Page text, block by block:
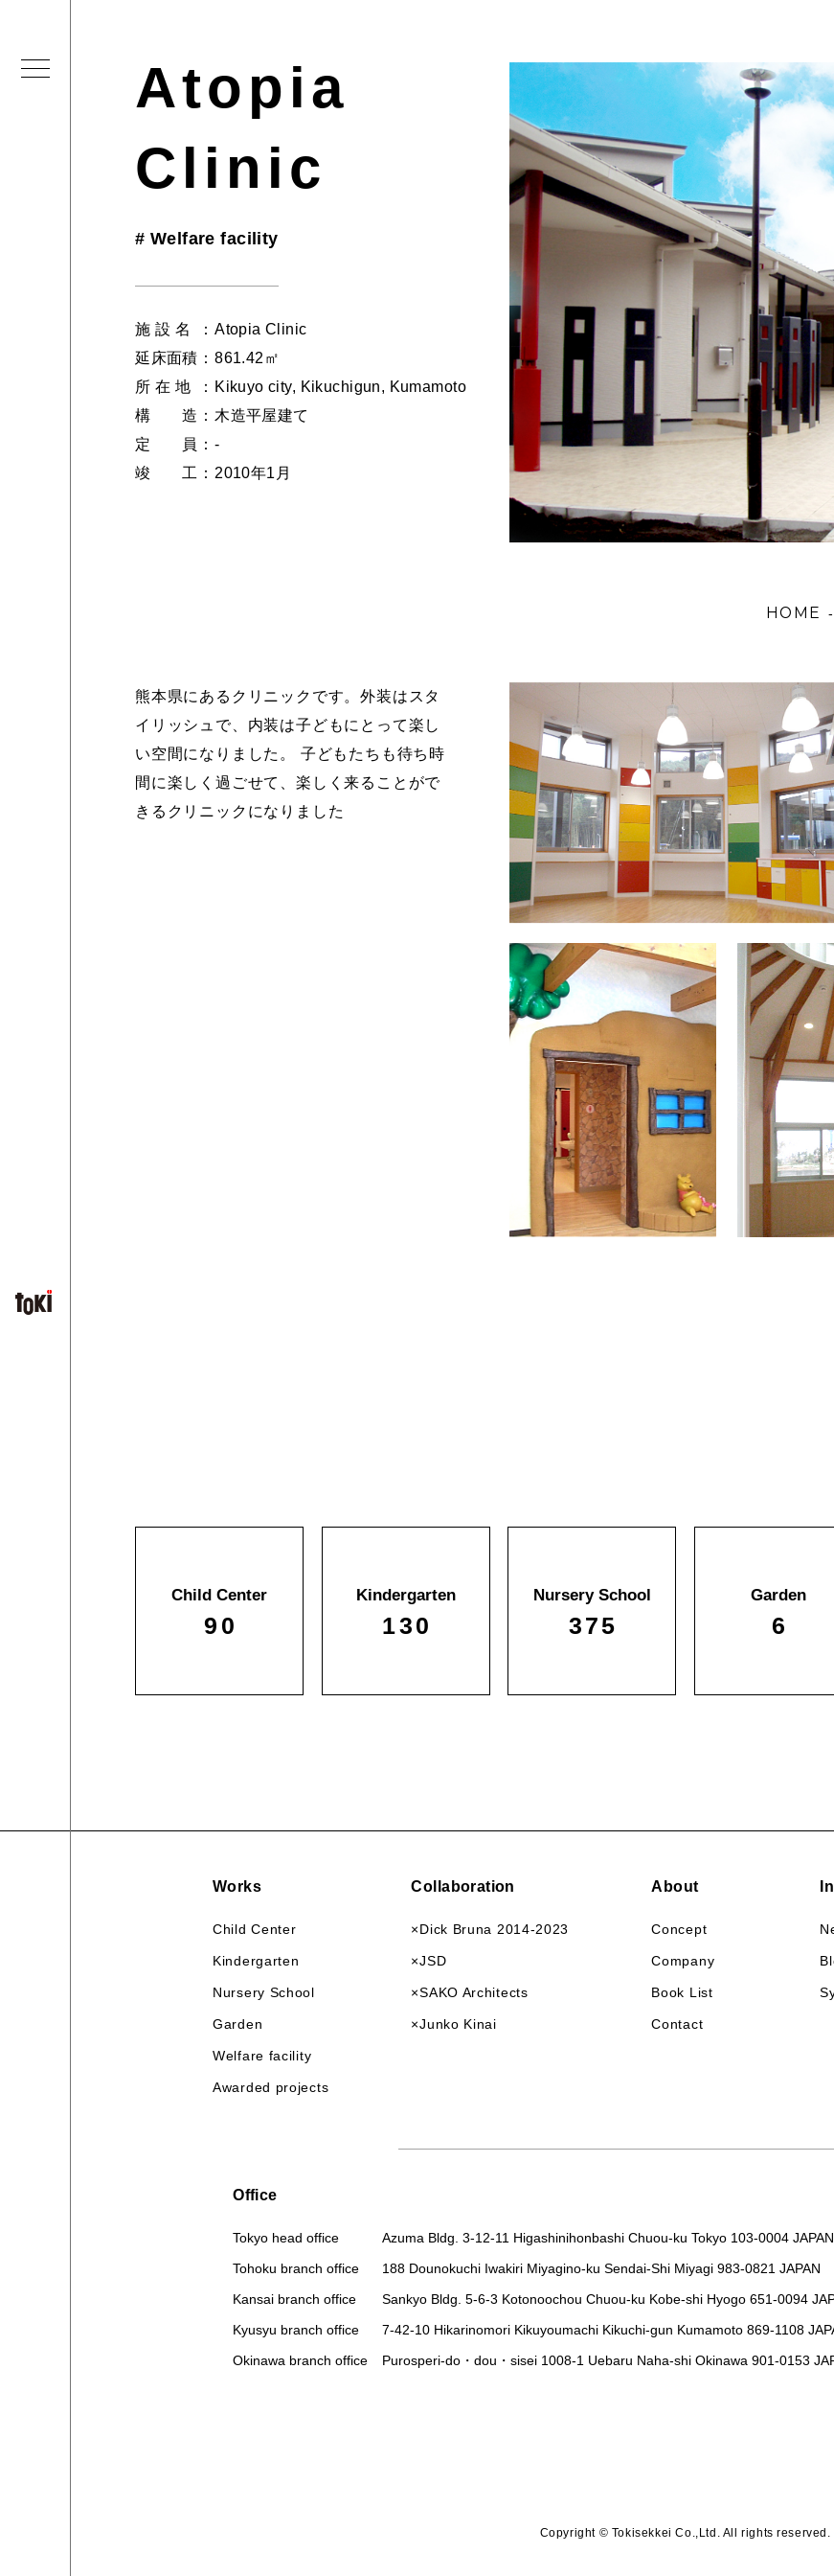
Atopia
Clinic
# Welfare facility
施 設 名 ： Atopia Clinic
延床面積 ： 861.42㎡
所 在 地
： Kikuyo city, Kikuchigun, Kumamoto
構 造 ： 木造平屋建て
定 員 ： ‐
竣 工 ： 2010年1月
HOME -
熊本県にあるクリニックです。外装はスタ
イリッシュで、内装は子どもにとって楽し
い空間になりました。 子どもたちも待ち時
間に楽しく過ごせて、楽しく来ることがで
きるクリニックになりました
Child Center
90
Kindergarten
130
Nursery School
375
Garden
6
Works
Child Center
Kindergarten
Nursery School
Garden
Welfare facility
Awarded projects
Collaboration
×Dick Bruna 2014-2023
×JSD
×SAKO Architects
×Junko Kinai
About
Concept
Company
Book List
Contact
Office
Tokyo head office Azuma Bldg. 3-12-11 Higashinihonbashi Chuou-ku Tokyo 103-0004 JAPAN
Tohoku branch office 188 Dounokuchi Iwakiri Miyagino-ku Sendai-Shi Miyagi 983-0821 JAPAN
Kansai branch office Sankyo Bldg. 5-6-3 Kotonoochou Chuou-ku Kobe-shi Hyogo 651-0094
Kyusyu branch office 7-42-10 Hikarinomori Kikuyoumachi Kikuchi-gun Kumamoto 869-1108
Okinawa branch office Purosperi-do・dou・sisei 1008-1 Uebaru Naha-shi Okinawa 901-0153
Copyright © Tokisekkei Co.,Ltd. All rights reserved.